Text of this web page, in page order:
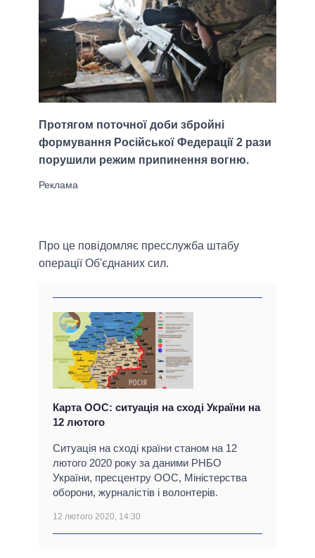
Протягом поточної доби збройні
формування Російської Федерації 2 рази
порушили режим припинення вогню.
Про це повідомляє пресслужба штабу
операції Об'єднаних сил.
Карта ООС: ситуація на сході України на
12 лютого
Ситуація на сході країни станом на 12
лютого 2020 року за даними РНБО
України, пресцентру ООС, Міністерства
оборони, журналістів і волонтерів.
12 лютого 2020, 14:30